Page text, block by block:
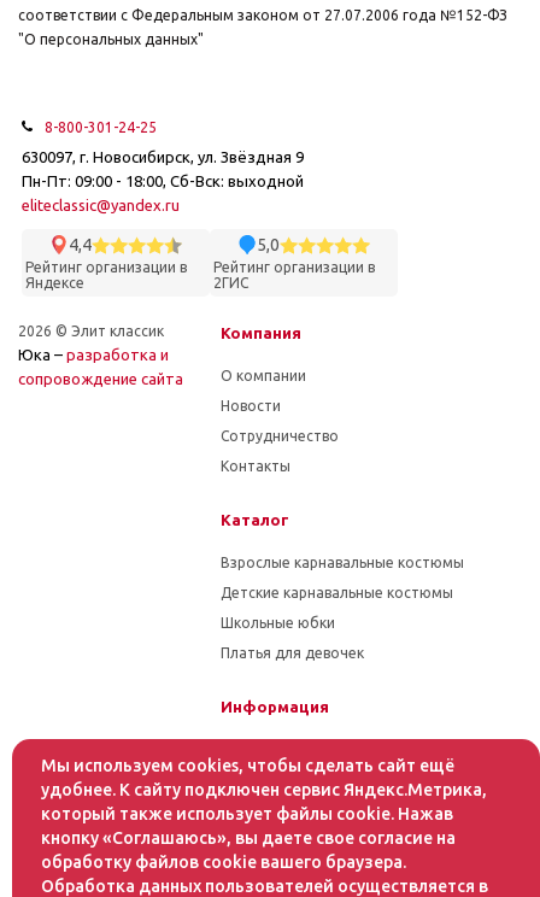
соответствии с Федеральным законом от 27.07.2006 года №152-ФЗ
"О персональных данных"
8-800-301-24-25
630097, г. Новосибирск, ул. Звёздная 9
Пн-Пт: 09:00 - 18:00, Сб-Вск: выходной
eliteclassic@yandex.ru
4,4
Рейтинг организации в
Яндексе
5,0
Рейтинг организации в
2ГИС
2026 © Элит классик
Юка – разработка и
cопровождение сайта
Компания
О компании
Новости
Сотрудничество
Контакты
Каталог
Взрослые карнавальные костюмы
Детские карнавальные костюмы
Школьные юбки
Платья для девочек
Информация
Условия оплаты
Условия доставки
Помощь
Мы используем cookies, чтобы сделать сайт ещё
удобнее. К сайту подключен сервис Яндекс.Метрика,
который также использует файлы cookie. Нажав
кнопку «Соглашаюсь», вы даете свое согласие на
обработку файлов cookie вашего браузера.
Обработка данных пользователей осуществляется в